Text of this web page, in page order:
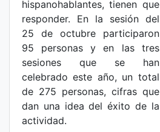
hispanohablantes, tienen que
responder. En la sesión del
25 de octubre participaron
95 personas y en las tres
sesiones que se han
celebrado este año, un total
de 275 personas, cifras que
dan una idea del éxito de la
actividad.